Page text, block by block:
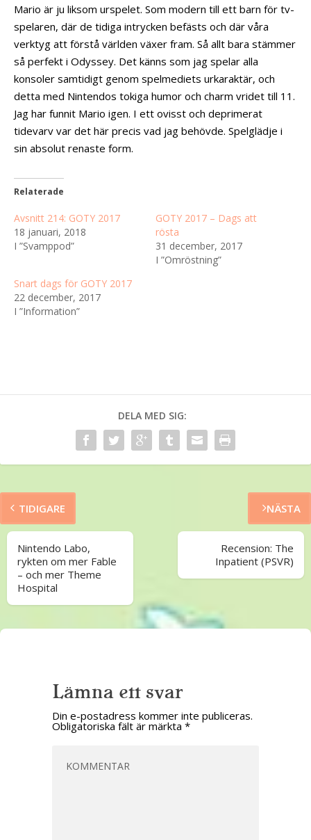
Mario är ju liksom urspelet. Som modern till ett barn för tv-
spelaren, där de tidiga intrycken befästs och där våra
verktyg att förstå världen växer fram. Så allt bara stämmer
så perfekt i Odyssey. Det känns som jag spelar alla
konsoler samtidigt genom spelmediets urkaraktär, och
detta med Nintendos tokiga humor och charm vridet till 11.
Jag har funnit Mario igen. I ett ovisst och deprimerat
tidevarv var det här precis vad jag behövde. Spelglädje i
sin absolut renaste form.
Relaterade
Avsnitt 214: GOTY 2017
18 januari, 2018
I ”Svamppod”
GOTY 2017 – Dags att
rösta
31 december, 2017
I ”Omröstning”
Snart dags för GOTY 2017
22 december, 2017
I ”Information”
DELA MED SIG:
TIDIGARE
Nintendo Labo,
rykten om mer Fable
– och mer Theme
Hospital
NÄSTA
Recension: The
Inpatient (PSVR)
Lämna ett svar
Din e-postadress kommer inte publiceras.
Obligatoriska fält är märkta *